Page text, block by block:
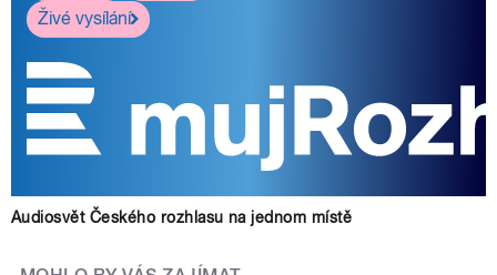
Živé vysílání
Audiosvět Českého rozhlasu na jednom místě